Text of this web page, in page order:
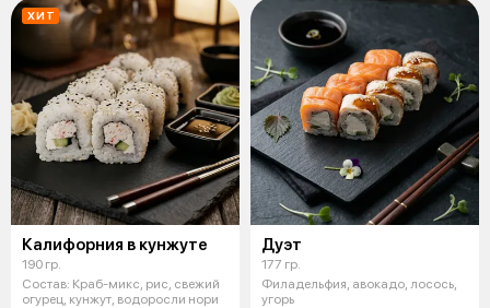
ХИТ
Калифорния в кунжуте
190 гр.
Состав: Краб-микс, рис, свежий
огурец, кунжут, водоросли нори
Дуэт
177 гр.
Филадельфия, авокадо, лосось,
угорь